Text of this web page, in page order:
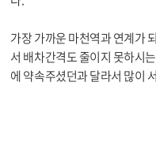
가장 가까운 마천역과 연계가
서 배차간격도 줄이지 못하시
에 약속주셨던과 달라서 많이